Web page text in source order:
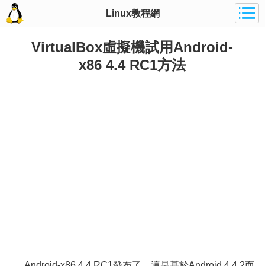
Linux教程網
VirtualBox虛擬機試用Android-
x86 4.4 RC1方法